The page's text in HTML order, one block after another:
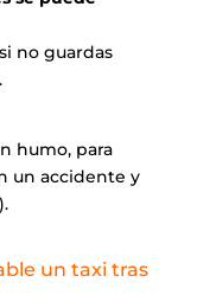
no guardas
humo, para
un accidente y
un taxi tras